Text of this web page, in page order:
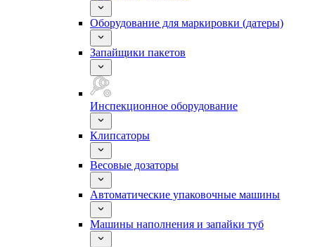
Оборудование для маркировки (датеры)
Запайщики пакетов
Инспекционное оборудование
Клипсаторы
Весовые дозаторы
Автоматические упаковочные машины
Машины наполнения и запайки туб